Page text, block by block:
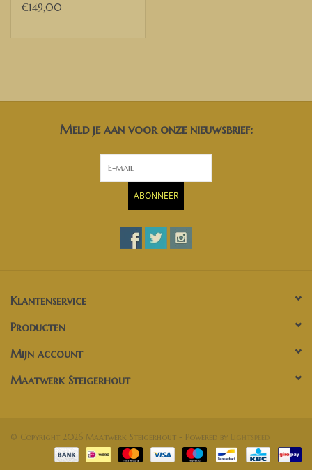
€149,00
Meld je aan voor onze nieuwsbrief:
ABONNEER
Klantenservice
Producten
Mijn account
Maatwerk Steigerhout
© Copyright 2026 Maatwerk Steigerhout - Powered by Lightspeed